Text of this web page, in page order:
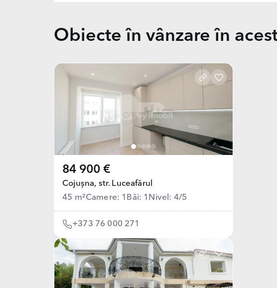
Obiecte în vânzare în
84 900 €
Cojușna, str. Luceafărul
45 m²Camere: 1 Băi: 1 Nivel: 4/5
+373 76 000 271